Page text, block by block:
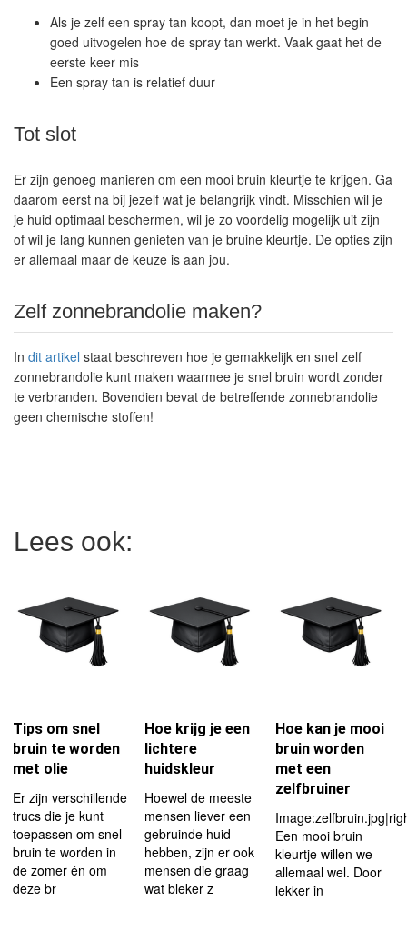
Als je zelf een spray tan koopt, dan moet je in het begin
goed uitvogelen hoe de spray tan werkt. Vaak gaat het de
eerste keer mis
Een spray tan is relatief duur
Tot slot
Er zijn genoeg manieren om een mooi bruin kleurtje te krijgen. Ga
daarom eerst na bij jezelf wat je belangrijk vindt. Misschien wil je
je huid optimaal beschermen, wil je zo voordelig mogelijk uit zijn
of wil je lang kunnen genieten van je bruine kleurtje. De opties zijn
er allemaal maar de keuze is aan jou.
Zelf zonnebrandolie maken?
In dit artikel staat beschreven hoe je gemakkelijk en snel zelf
zonnebrandolie kunt maken waarmee je snel bruin wordt zonder
te verbranden. Bovendien bevat de betreffende zonnebrandolie
geen chemische stoffen!
Lees ook:
Tips om snel
bruin te worden
met olie
Er zijn verschillende
trucs die je kunt
toepassen om snel
bruin te worden in
de zomer én om
deze br
Hoe krijg je een
lichtere
huidskleur
Hoewel de meeste
mensen liever een
gebruinde huid
hebben, zijn er ook
mensen die graag
wat bleker z
Hoe kan je mooi
bruin worden
met een
zelfbruiner
Een mooi bruin
kleurtje willen we
allemaal wel. Door
lekker in